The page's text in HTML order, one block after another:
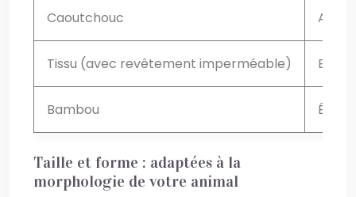
Caoutchouc
Tissu (avec revêtement imperméable)
Bambou
Taille et forme : adaptées à la
morphologie de votre animal